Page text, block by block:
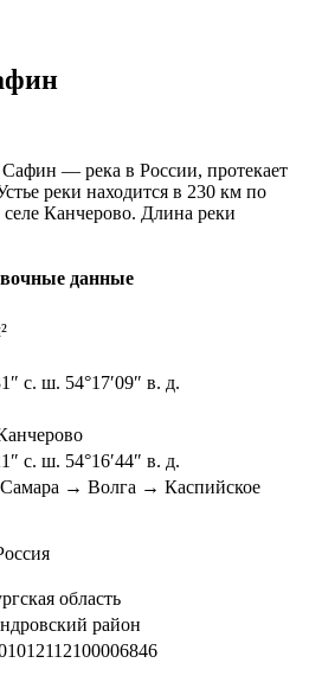
Сафин — река в России, протекает
реки находится в 230 км по
Канчерово. Длина реки
данные
с. ш. 54°17′09″ в. д.
с. ш. 54°16′44″ в. д.
→ Волга → Каспийское
область
район